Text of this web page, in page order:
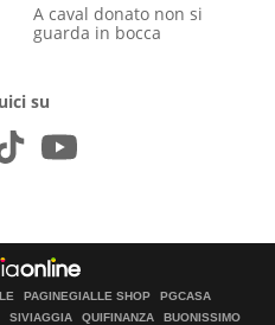
A caval donato non si
guarda in bocca
su
PAGINEGIALLE SHOP
PGCASA
SIVIAGGIA QUIFINANZA BUONISSIMO